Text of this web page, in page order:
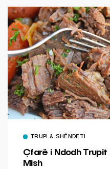
TRUPI & SHËNDETI
Çfarë i Ndodh Trupit
Mish